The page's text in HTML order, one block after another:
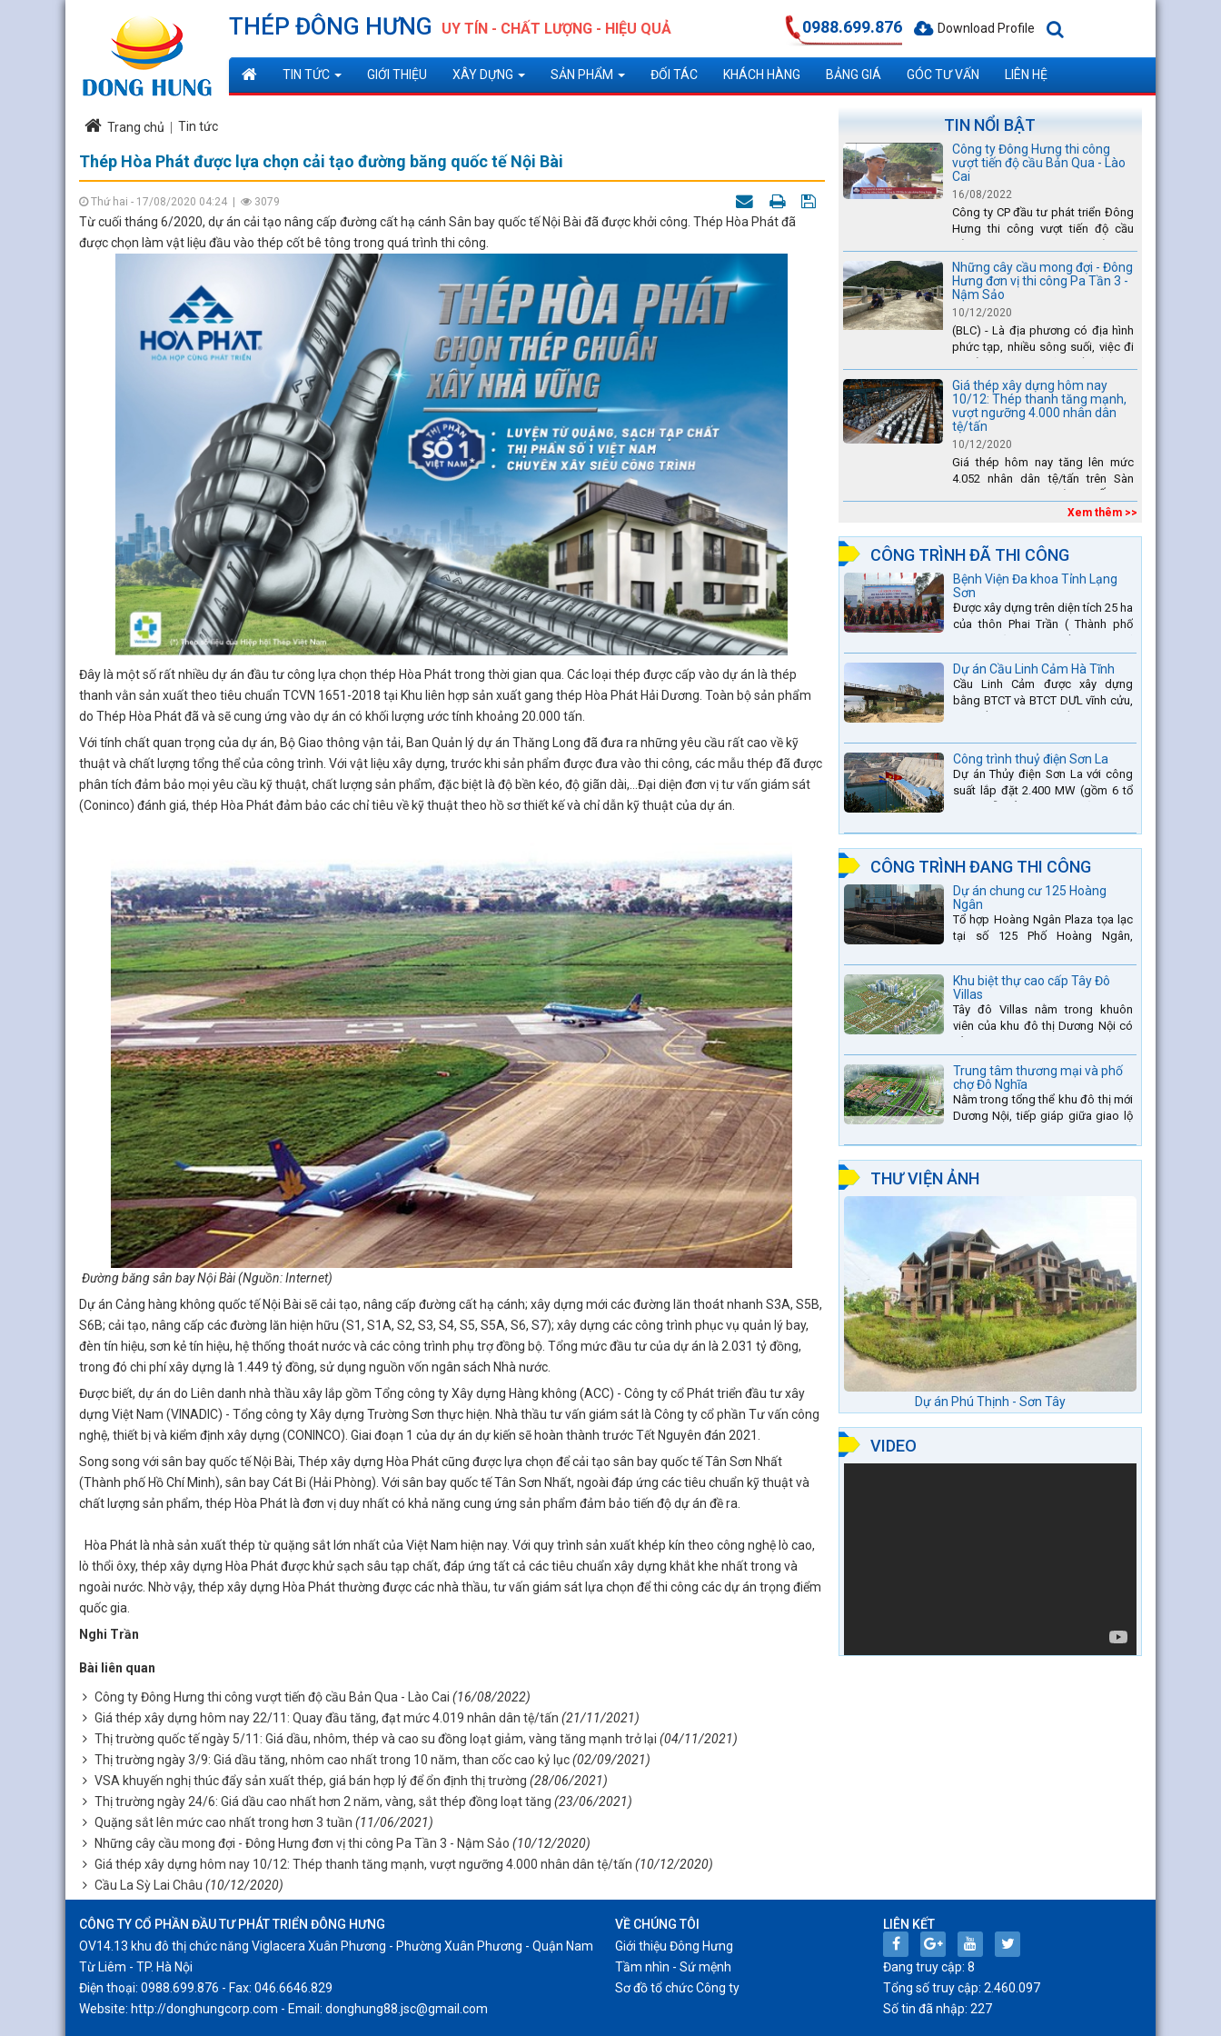
THÉP ĐÔNG HƯNG UY TÍN - CHẤT LƯỢNG - HIỆU QUẢ 0988.699.876 Download Profile
TIN TỨC GIỚI THIỆU XÂY DỰNG SẢN PHẨM ĐỐI TÁC KHÁCH HÀNG BẢNG GIÁ GÓC TƯ VẤN LIÊN HỆ
Trang chủ Tin tức
Thép Hòa Phát được lựa chọn cải tạo đường băng quốc tế Nội Bài
Thứ hai - 17/08/2020 04:24 3079
Từ cuối tháng 6/2020, dự án cải tạo nâng cấp đường cất hạ cánh Sân bay quốc tế Nội Bài đã được khởi công. Thép Hòa Phát đã
được chọn làm vật liệu đầu vào thép cốt bê tông trong quá trình thi công.
Đây là một số rất nhiều dự án đầu tư công lựa chọn thép Hòa Phát trong thời gian qua. Các loại thép được cấp vào dự án là thép
thanh vằn sản xuất theo tiêu chuẩn TCVN 1651-2018 tại Khu liên hợp sản xuất gang thép Hòa Phát Hải Dương. Toàn bộ sản phẩm
do Thép Hòa Phát đã và sẽ cung ứng vào dự án có khối lượng ước tính khoảng 20.000 tấn.
Với tính chất quan trọng của dự án, Bộ Giao thông vận tải, Ban Quản lý dự án Thăng Long đã đưa ra những yêu cầu rất cao về kỹ
thuật và chất lượng tổng thể của công trình. Với vật liệu xây dựng, trước khi sản phẩm được đưa vào thi công, các mẫu thép đã được
phân tích đảm bảo mọi yêu cầu kỹ thuật, chất lượng sản phẩm, đặc biệt là độ bền kéo, độ giãn dài,…Đại diện đơn vị tư vấn giám sát
(Coninco) đánh giá, thép Hòa Phát đảm bảo các chỉ tiêu về kỹ thuật theo hồ sơ thiết kế và chỉ dẫn kỹ thuật của dự án.
Đường băng sân bay Nội Bài (Nguồn: Internet)
Dự án Cảng hàng không quốc tế Nội Bài sẽ cải tạo, nâng cấp đường cất hạ cánh; xây dựng mới các đường lăn thoát nhanh S3A, S5B,
S6B; cải tạo, nâng cấp các đường lăn hiện hữu (S1, S1A, S2, S3, S4, S5, S5A, S6, S7); xây dựng các công trình phục vụ quản lý bay,
đèn tín hiệu, sơn kẻ tín hiệu, hệ thống thoát nước và các công trình phụ trợ đồng bộ. Tổng mức đầu tư của dự án là 2.031 tỷ đồng,
trong đó chi phí xây dựng là 1.449 tỷ đồng, sử dụng nguồn vốn ngân sách Nhà nước.
Được biết, dự án do Liên danh nhà thầu xây lắp gồm Tổng công ty Xây dựng Hàng không (ACC) - Công ty cổ Phát triển đầu tư xây
dựng Việt Nam (VINADIC) - Tổng công ty Xây dựng Trường Sơn thực hiện. Nhà thầu tư vấn giám sát là Công ty cổ phần Tư vấn công
nghệ, thiết bị và kiểm định xây dựng (CONINCO). Giai đoạn 1 của dự án dự kiến sẽ hoàn thành trước Tết Nguyên đán 2021.
Song song với sân bay quốc tế Nội Bài, Thép xây dựng Hòa Phát cũng được lựa chọn để cải tạo sân bay quốc tế Tân Sơn Nhất
(Thành phố Hồ Chí Minh), sân bay Cát Bi (Hải Phòng). Với sân bay quốc tế Tân Sơn Nhất, ngoài đáp ứng các tiêu chuẩn kỹ thuật và
chất lượng sản phẩm, thép Hòa Phát là đơn vị duy nhất có khả năng cung ứng sản phẩm đảm bảo tiến độ dự án đề ra.
Hòa Phát là nhà sản xuất thép từ quặng sắt lớn nhất của Việt Nam hiện nay. Với quy trình sản xuất khép kín theo công nghệ lò cao,
lò thổi ôxy, thép xây dựng Hòa Phát được khử sạch sâu tạp chất, đáp ứng tất cả các tiêu chuẩn xây dựng khắt khe nhất trong và
ngoài nước. Nhờ vậy, thép xây dựng Hòa Phát thường được các nhà thầu, tư vấn giám sát lựa chọn để thi công các dự án trọng điểm
quốc gia.
Nghi Trần
Bài liên quan
Công ty Đông Hưng thi công vượt tiến độ cầu Bản Qua - Lào Cai (16/08/2022)
Giá thép xây dựng hôm nay 22/11: Quay đầu tăng, đạt mức 4.019 nhân dân tệ/tấn (21/11/2021)
Thị trường quốc tế ngày 5/11: Giá dầu, nhôm, thép và cao su đồng loạt giảm, vàng tăng mạnh trở lại (04/11/2021)
Thị trường ngày 3/9: Giá dầu tăng, nhôm cao nhất trong 10 năm, than cốc cao kỷ lục(02/09/2021)
VSA khuyến nghị thúc đẩy sản xuất thép, giá bán hợp lý để ổn định thị trường (28/06/2021)
Thị trường ngày 24/6: Giá dầu cao nhất hơn 2 năm, vàng, sắt thép đồng loạt tăng (23/06/2021)
Quặng sắt lên mức cao nhất trong hơn 3 tuần (11/06/2021)
Những cây cầu mong đợi - Đông Hưng đơn vị thi công Pa Tần 3 - Nậm Sảo (10/12/2020)
Giá thép xây dựng hôm nay 10/12: Thép thanh tăng mạnh, vượt ngưỡng 4.000 nhân dân tệ/tấn (10/12/2020)
Cầu La Sỳ Lai Châu (10/12/2020)
TIN NỔI BẬT
Công ty Đông Hưng thi công
vượt tiến độ cầu Bản Qua - Lào
Cai
16/08/2022
Công ty CP đầu tư phát triển Đông
Hưng thi công vượt tiến độ cầu
dự án - được tuyên dương trên
truyền hình Lào Cai.
Những cây cầu mong đợi - Đông
Hưng đơn vị thi công Pa Tần 3 -
Nậm Sảo
10/12/2020
(BLC) - Là địa phương có địa hình
phức tạp, nhiều sông suối, việc đi
Sìn Hồ) rất vất vả, đặc biệt là vào
mùa mưa lũ....
Giá thép xây dựng hôm nay
10/12: Thép thanh tăng mạnh,
vượt ngưỡng 4.000 nhân dân
tệ/tấn
10/12/2020
Giá thép hôm nay tăng lên mức
4.052 nhân dân tệ/tấn trên Sàn
sự gia tăng số lượng các đơn vị
Xem thêm >>
CÔNG TRÌNH ĐÃ THI CÔNG
Bệnh Viện Đa khoa Tỉnh Lạng
Sơn
Được xây dựng trên diện tích 25 ha
của thôn Phai Trần ( Thành phố
Hợp Thành ( Cao Lộc).
Dự án Cầu Linh Cảm Hà Tĩnh
Cầu Linh Cảm được xây dựng
bằng BTCT và BTCT DƯL vĩnh cửu,
Huyện Đức Thọ - tỉnh Hà Tĩnh.
Công trình thuỷ điện Sơn La
Dự án Thủy điện Sơn La với công
suất lắp đặt 2.400 MW (gồm 6 tổ
CÔNG TRÌNH ĐANG THI CÔNG
Dự án chung cư 125 Hoàng
Ngân
Tổ hợp Hoàng Ngân Plaza tọa lạc
tại số 125 Phố Hoàng Ngân,
Xuân, thành phố Hà Nội. được thiết
kế hài hòa là sự kết hợp...
Khu biệt thự cao cấp Tây Đô
Villas
Tây đô Villas nằm trong khuôn
viên của khu đô thị Dương Nội có
tổng diện tích của khuôn viên 1959
căn biệt thự là...
Trung tâm thương mại và phố
chợ Đô Nghĩa
Nằm trong tổng thể khu đô thị mới
Dương Nội, tiếp giáp giữa giao lộ
Văn Lương kéo dài. Trung tâm
thương mại Phố chợ Đô...
THƯ VIỆN ẢNH
Dự án Phú Thịnh - Sơn Tây
VIDEO
CÔNG TY CỔ PHẦN ĐẦU TƯ PHÁT TRIỂN ĐÔNG HƯNG
OV14.13 khu đô thị chức năng Viglacera Xuân Phương - Phường Xuân Phương - Quận Nam
Từ Liêm - TP. Hà Nội
Điện thoại: 0988.699.876 - Fax: 046.6646.829
Website: http://donghungcorp.com - Email: donghung88.jsc@gmail.com
VỀ CHÚNG TÔI
Giới thiệu Đông Hưng
Tầm nhìn - Sứ mệnh
Sơ đồ tổ chức Công ty
LIÊN KẾT
Đang truy cập: 8
Tổng số truy cập: 2.460.097
Số tin đã nhập: 227